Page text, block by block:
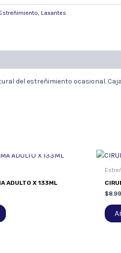
Estreñimiento Laxantes
del estreñimiento ocasional.
ADULTO X 133ML
$